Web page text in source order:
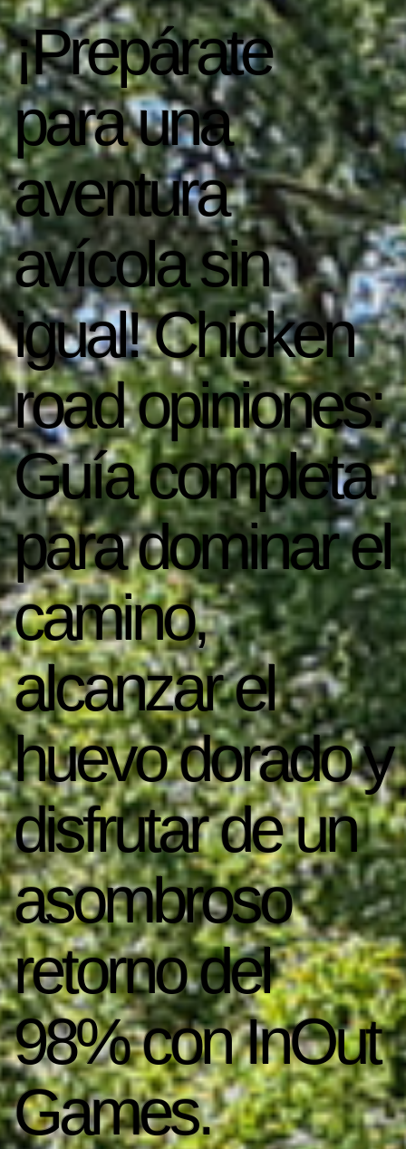
¡Prepárate
para una
aventura
avícola sin
igual! Chicken
road opiniones:
Guía completa
para dominar el
camino,
alcanzar el
huevo dorado y
disfrutar de un
asombroso
retorno del
98% con InOut
Games.